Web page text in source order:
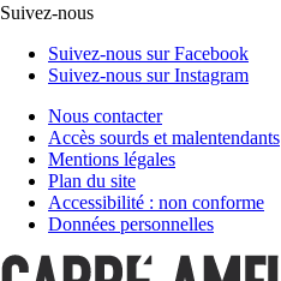
Suivez-nous
Suivez-nous sur Facebook
Suivez-nous sur Instagram
Nous contacter
Accès sourds et malentendants
Mentions légales
Plan du site
Accessibilité : non conforme
Données personnelles